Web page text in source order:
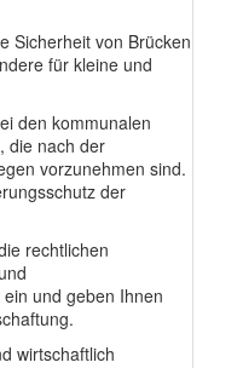
Sicherheit von Brücken
für kleine und
den kommunalen
die nach der
vorzunehmen sind.
der
rechtlichen
und geben Ihnen
wirtschaftlich